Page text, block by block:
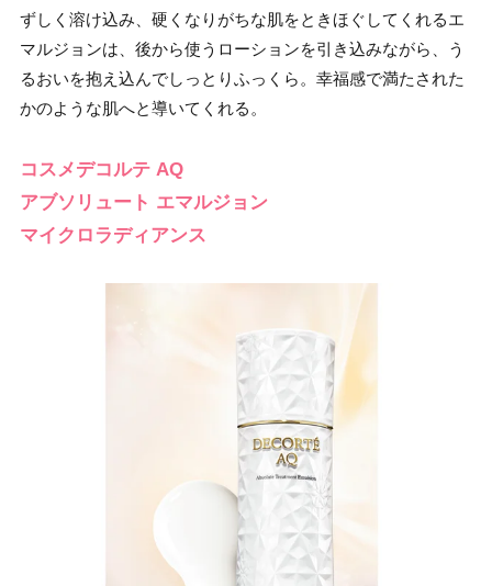
ずしく溶け込み、硬くなりがちな肌をときほぐしてくれるエ
マルジョンは、後から使うローションを引き込みながら、う
るおいを抱え込んでしっとりふっくら。幸福感で満たされた
かのような肌へと導いてくれる。
コスメデコルテ AQ
アブソリュート エマルジョン
マイクロラディアンス